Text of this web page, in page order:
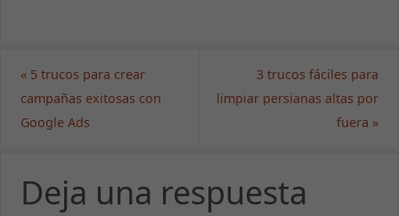
«5 trucos para crear
campañas exitosas con
Google Ads
3 trucos fáciles para
limpiar persianas altas por
fuera »
Deja una respuesta